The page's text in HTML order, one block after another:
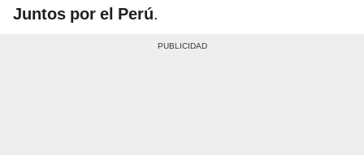
Juntos por el Perú.